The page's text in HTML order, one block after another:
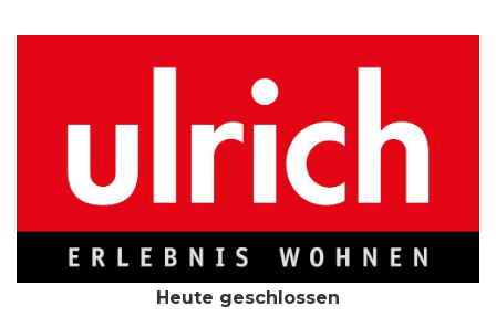
Heute geschlossen